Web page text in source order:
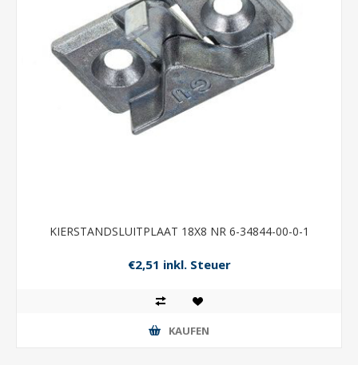
KIERSTANDSLUITPLAAT 18X8 NR 6-34844-00-0-1
€2,51 inkl. Steuer
KAUFEN